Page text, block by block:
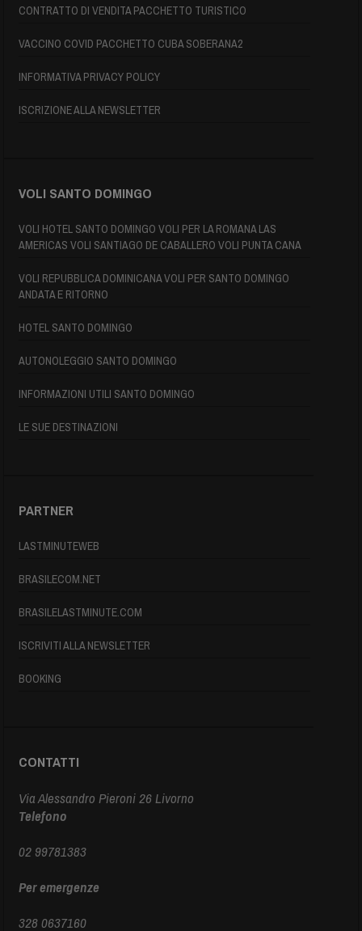
CONTRATTO DI VENDITA PACCHETTO TURISTICO
VACCINO COVID PACCHETTO CUBA SOBERANA2
INFORMATIVA PRIVACY POLICY
ISCRIZIONE ALLA NEWSLETTER
VOLI SANTO DOMINGO
VOLI HOTEL SANTO DOMINGO VOLI PER LA ROMANA LAS
AMERICAS VOLI SANTIAGO DE CABALLERO VOLI PUNTA CANA
VOLI REPUBBLICA DOMINICANA VOLI PER SANTO DOMINGO
ANDATA E RITORNO
HOTEL SANTO DOMINGO
AUTONOLEGGIO SANTO DOMINGO
INFORMAZIONI UTILI SANTO DOMINGO
LE SUE DESTINAZIONI
PARTNER
LASTMINUTEWEB
BRASILECOM.NET
BRASILELASTMINUTE.COM
ISCRIVITI ALLA NEWSLETTER
BOOKING
CONTATTI
Via Alessandro Pieroni 26 Livorno
Telefono
02 99781383
Per emergenze
328 0637160